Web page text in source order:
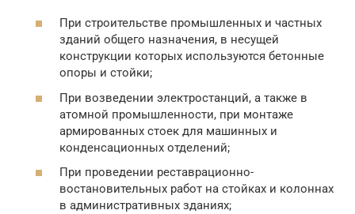
При строительстве промышленных и частных
зданий общего назначения, в несущей
конструкции которых используются бетонные
опоры и стойки;
При возведении электростанций, а также в
атомной промышленности, при монтаже
армированных стоек для машинных и
конденсационных отделений;
При проведении реставрационно-
востановительных работ на стойках и колоннах
в административных зданиях;